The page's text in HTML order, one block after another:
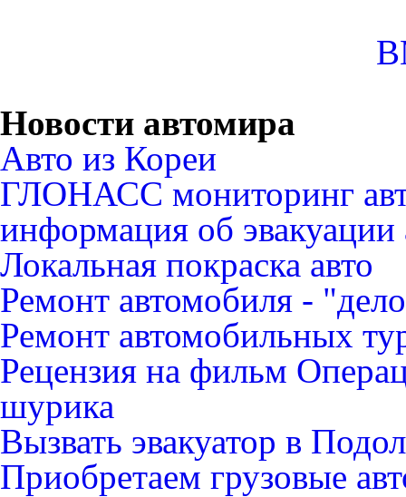
Новости автомира
Авто из Кореи
ГЛОНАСС мониторинг
информация об эвакуации
Локальная покраска авто
Ремонт автомобиля -
Ремонт автомобильных
Рецензия на фильм
шурика
Вызвать эвакуатор в
Приобретаем грузовые